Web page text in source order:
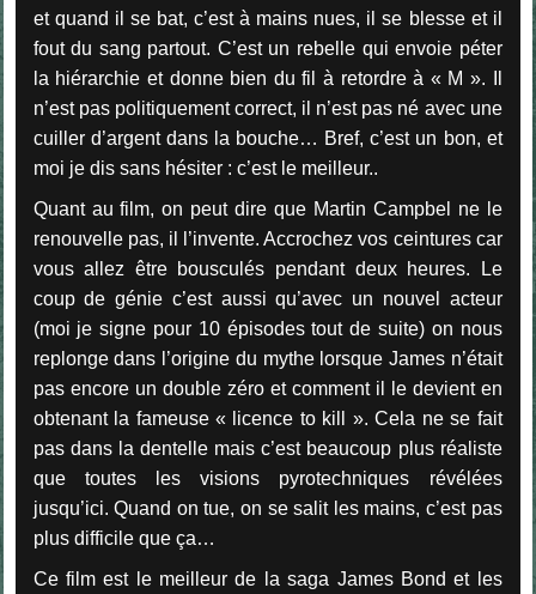
et quand il se bat, c’est à mains nues, il se blesse et il
fout du sang partout. C’est un rebelle qui envoie péter
la hiérarchie et donne bien du fil à retordre à « M ». Il
n’est pas politiquement correct, il n’est pas né avec une
cuiller d’argent dans la bouche… Bref, c’est un bon, et
moi je dis sans hésiter : c’est le meilleur..
Quant au film, on peut dire que Martin Campbel ne le
renouvelle pas, il l’invente. Accrochez vos ceintures car
vous allez être bousculés pendant deux heures. Le
coup de génie c’est aussi qu’avec un nouvel acteur
(moi je signe pour 10 épisodes tout de suite) on nous
replonge dans l’origine du mythe lorsque James n’était
pas encore un double zéro et comment il le devient en
obtenant la fameuse « licence to kill ». Cela ne se fait
pas dans la dentelle mais c’est beaucoup plus réaliste
que toutes les visions pyrotechniques révélées
jusqu’ici. Quand on tue, on se salit les mains, c’est pas
plus difficile que ça…
Ce film est le meilleur de la saga James Bond et les